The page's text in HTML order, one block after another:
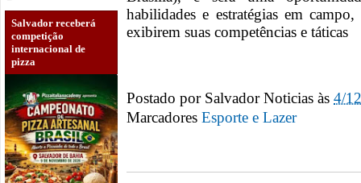
Salvador receberá
competição
internacional de
pizza
habilidades e estratégias em
exibirem suas competências e táticas
Postado por Salvador Noticias às 4/
Marcadores Esporte e Lazer